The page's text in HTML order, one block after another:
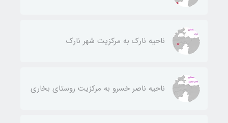
ناحيه نارك به مركزيت شهر نارك
ناحيه ناصر خسرو به مركزيت روستای بخاری